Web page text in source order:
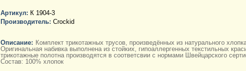
Артикул: К 1904-3
Производитель: Crockid
Описание: Комплект трикотажных трусов, произведённых из натурального
Оригинальная набивка выполнена из стойких, гипоаллергенных текстильных
трикотажные полотна производятся в соответсвии с нормами Швейцарского
Состав: 100% хлопок